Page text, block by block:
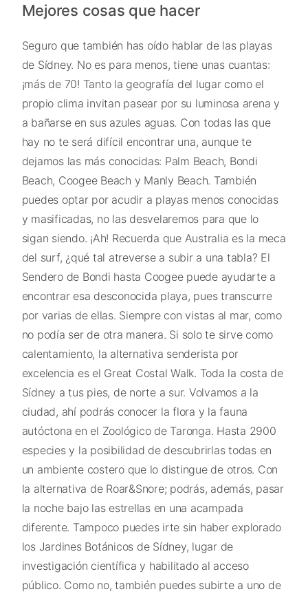
Mejores cosas que hacer
Seguro que también has oído hablar de las playas
de Sídney. No es para menos, tiene unas cuantas:
¡más de 70! Tanto la geografía del lugar como el
propio clima invitan pasear por su luminosa arena y
a bañarse en sus azules aguas. Con todas las que
hay no te será difícil encontrar una, aunque te
dejamos las más conocidas: Palm Beach, Bondi
Beach, Coogee Beach y Manly Beach. También
puedes optar por acudir a playas menos conocidas
y masificadas, no las desvelaremos para que lo
sigan siendo. ¡Ah! Recuerda que Australia es la meca
del surf, ¿qué tal atreverse a subir a una tabla? El
Sendero de Bondi hasta Coogee puede ayudarte a
encontrar esa desconocida playa, pues transcurre
por varias de ellas. Siempre con vistas al mar, como
no podía ser de otra manera. Si solo te sirve como
calentamiento, la alternativa senderista por
excelencia es el Great Costal Walk. Toda la costa de
Sídney a tus pies, de norte a sur. Volvamos a la
ciudad, ahí podrás conocer la flora y la fauna
autóctona en el Zoológico de Taronga. Hasta 2900
especies y la posibilidad de descubrirlas todas en
un ambiente costero que lo distingue de otros. Con
la alternativa de Roar&Snore; podrás, además, pasar
la noche bajo las estrellas en una acampada
diferente. Tampoco puedes irte sin haber explorado
los Jardines Botánicos de Sídney, lugar de
investigación científica y habilitado al acceso
público. Como no, también puedes subirte a uno de